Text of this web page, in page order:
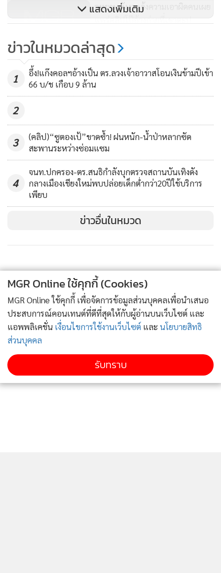
อุทยานพังงาแจ้งความเอาผิดคนเผย
แพร่คลิปโป๊อ้างถ่ายที่เขาตะปู
แสดงเพิ่มเติม
ข่าวในหมวดล่าสุด
1
อึ้ง!แก๊งคอลฯอ้างเป็น ตร.ลวงเจ้าอาวาสโอนเงินข้ามปีเข้า
66 บ/ช เกือบ 9 ล้าน
2
3
(คลิป)“ซูตองเป้”ขาดซ้ำ! ฝนหนัก-น้ำป่าหลากซัด
สะพานระหว่างซ่อมแซม
4
จนท.ปกครอง-ตร.สนธิกำลังบุกตรวจสถานบันเทิงดัง
กลางเมืองเชียงใหม่พบปล่อยเด็กต่ำกว่า20ปีใช้บริการ
เพียบ
ข่าวอื่นในหมวด
MGR Online ใช้คุกกี้ (Cookies)
MGR Online ใช้คุกกี้ เพื่อจัดการข้อมูลส่วนบุคคลเพื่อนำเสนอ
ประสบการณ์คอนเทนต์ที่ดีที่สุดให้กับผู้อ่านบนเว็บไซต์ และ
แอพพลิเคชั่น เงื่อนไขการใช้งานเว็บไซต์ และ นโยบายสิทธิ
ส่วนบุคคล
รับทราบ